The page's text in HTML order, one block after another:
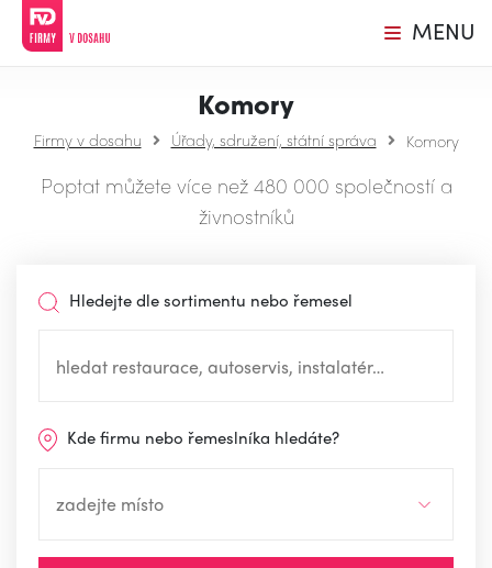
MENU
Komory
Firmy v dosahu Úřady, sdružení, státní správa Komory
Poptat můžete více než 480 000 společností a
živnostníků
Hledejte dle sortimentu nebo řemesel
Kde firmu nebo řemeslníka hledáte?